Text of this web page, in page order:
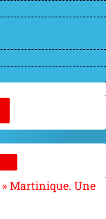
»Martinique. Une